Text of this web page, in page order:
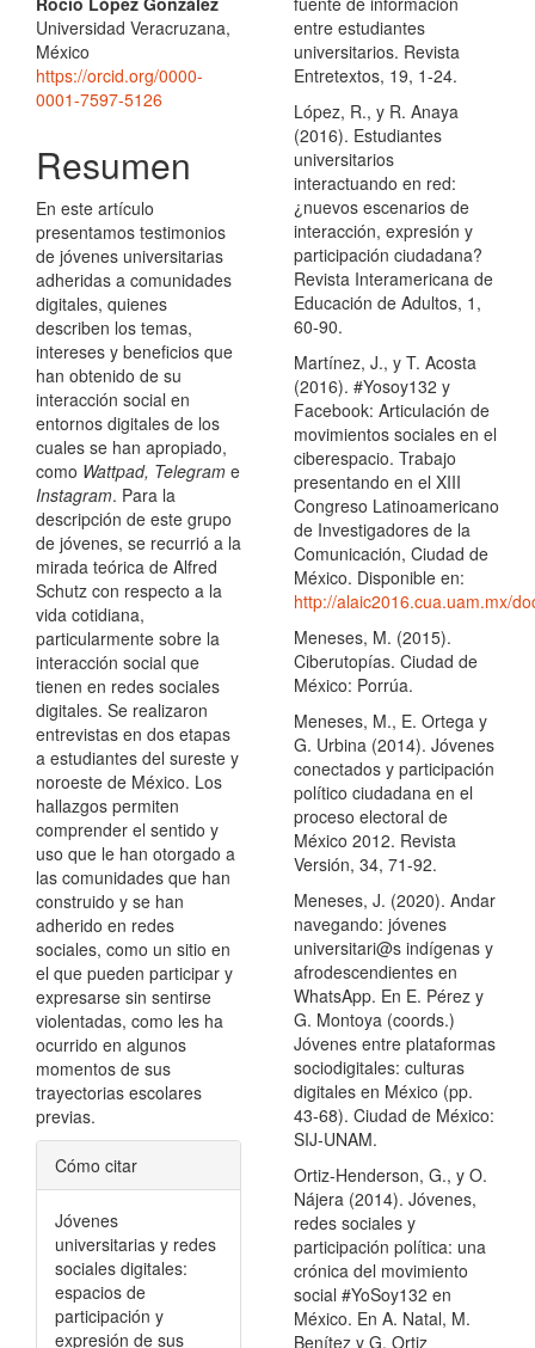
Universidad Veracruzana,
México
https://orcid.org/0000-
0001-7597-5126
Resumen
En este artículo
presentamos testimonios
de jóvenes universitarias
adheridas a comunidades
digitales, quienes
describen los temas,
intereses y beneficios que
han obtenido de su
interacción social en
entornos digitales de los
cuales se han apropiado,
como Wattpad, Telegram e
Instagram. Para la
descripción de este grupo
de jóvenes, se recurrió a la
mirada teórica de Alfred
Schutz con respecto a la
vida cotidiana,
particularmente sobre la
interacción social que
tienen en redes sociales
digitales. Se realizaron
entrevistas en dos etapas
a estudiantes del sureste y
noroeste de México. Los
hallazgos permiten
comprender el sentido y
uso que le han otorgado a
las comunidades que han
construido y se han
adherido en redes
sociales, como un sitio en
el que pueden participar y
expresarse sin sentirse
violentadas, como les ha
ocurrido en algunos
momentos de sus
trayectorias escolares
previas.
Detalles
del
artículo
Cómo citar
Jóvenes
universitarias y redes
sociales digitales:
espacios de
participación y
expresión de sus
entre estudiantes
universitarios. Revista
Entretextos, 19, 1-24.
López, R., y R. Anaya
(2016). Estudiantes
universitarios
interactuando en red:
¿nuevos escenarios de
interacción, expresión y
participación ciudadana?
Revista Interamericana de
Educación de Adultos, 1,
60-90.
Martínez, J., y T. Acosta
(2016). #Yosoy132 y
Facebook: Articulación de
movimientos sociales en el
ciberespacio. Trabajo
presentando en el XIII
Congreso Latinoamericano
de Investigadores de la
Comunicación, Ciudad de
México. Disponible en:
http://alaic2016.cua.uam.mx/
Meneses, M. (2015).
Ciberutopías. Ciudad de
México: Porrúa.
Meneses, M., E. Ortega y
G. Urbina (2014). Jóvenes
conectados y participación
político ciudadana en el
proceso electoral de
México 2012. Revista
Versión, 34, 71-92.
Meneses, J. (2020). Andar
navegando: jóvenes
universitari@s indígenas y
afrodescendientes en
WhatsApp. En E. Pérez y
G. Montoya (coords.)
Jóvenes entre plataformas
sociodigitales: culturas
digitales en México (pp.
43-68). Ciudad de México:
SIJ-UNAM.
Ortiz-Henderson, G., y O.
Nájera (2014). Jóvenes,
redes sociales y
participación política: una
crónica del movimiento
social #YoSoy132 en
México. En A. Natal, M.
Benítez y G. Ortiz